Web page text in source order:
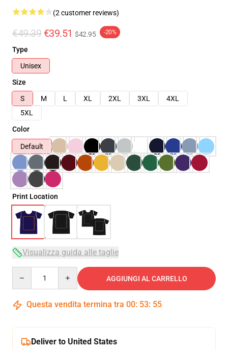
(2 customer reviews)
€49.39 €39.51 $42.95 -20%
Type
Unisex
Size
S
M L XL 2XL 3XL
4XL
5XL
Color
Default
Print Location
Visualizza guida alle taglie
AGGIUNGI AL CARRELLO
Questa vendita termina tra 00: 53: 54
Deliver to United States